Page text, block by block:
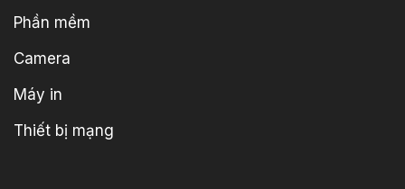
Phần mềm
Camera
Máy in
Thiết bị mạng